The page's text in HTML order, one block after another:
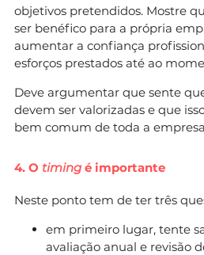
objetivos pretendidos. Mostre
ser benéfico para a própria
aumentar a confiança
esforços prestados até ao
Deve argumentar que sente
devem ser valorizadas e que
bem comum de toda a
4. O timing é importante
Neste ponto tem de ter três
em primeiro lugar, tente
avaliação anual e revisão